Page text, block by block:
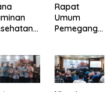
Rapat
Umum
Pemegang
Gapuraprim
a Tbk
Tahun Buku